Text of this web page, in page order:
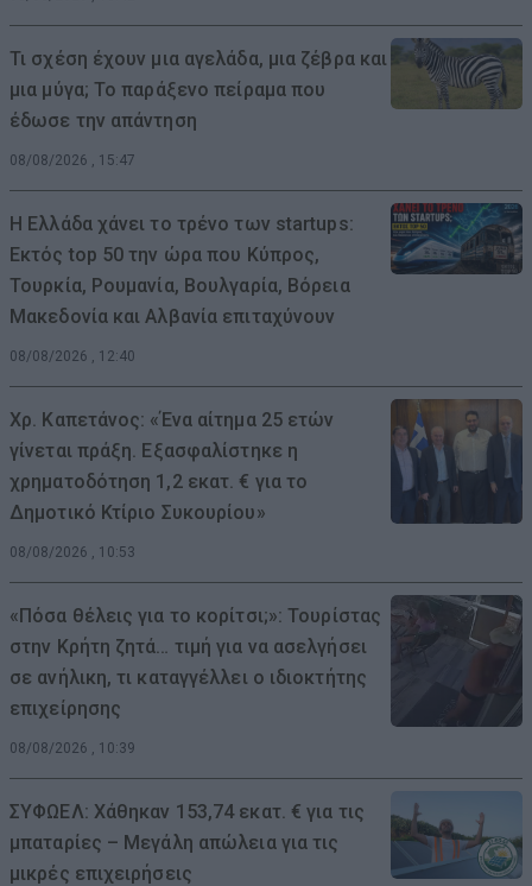
Τι σχέση έχουν μια αγελάδα, μια ζέβρα και
μια μύγα; Το παράξενο πείραμα που
έδωσε την απάντηση
08/08/2026 , 15:47
Η Ελλάδα χάνει το τρένο των startups:
Εκτός top 50 την ώρα που Κύπρος,
Τουρκία, Ρουμανία, Βουλγαρία, Βόρεια
Μακεδονία και Αλβανία επιταχύνουν
08/08/2026 , 12:40
Χρ. Καπετάνος: «Ένα αίτημα 25 ετών
γίνεται πράξη. Εξασφαλίστηκε η
χρηματοδότηση 1,2 εκατ. € για το
Δημοτικό Κτίριο Συκουρίου»
08/08/2026 , 10:53
«Πόσα θέλεις για το κορίτσι;»: Τουρίστας
στην Κρήτη ζητά… τιμή για να ασελγήσει
σε ανήλικη, τι καταγγέλλει ο ιδιοκτήτης
επιχείρησης
08/08/2026 , 10:39
ΣΥΦΩΕΛ: Χάθηκαν 153,74 εκατ. € για τις
μπαταρίες – Μεγάλη απώλεια για τις
μικρές επιχειρήσεις